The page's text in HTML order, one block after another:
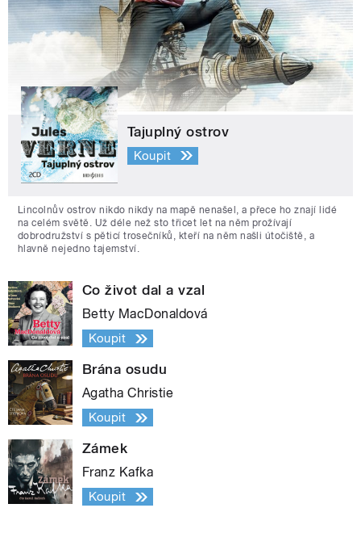
Tajuplný ostrov
Koupit
Lincolnův ostrov nikdo nikdy na mapě nenašel, a přece ho znají lidé
na celém světě. Už déle než sto třicet let na něm prožívají
dobrodružství s pěticí trosečníků, kteří na něm našli útočiště, a
hlavně nejedno tajemství.
Co život dal a vzal
Betty MacDonaldová
Koupit
Brána osudu
Agatha Christie
Koupit
Zámek
Franz Kafka
Koupit